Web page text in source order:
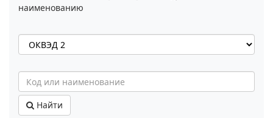
наименованию
Найти